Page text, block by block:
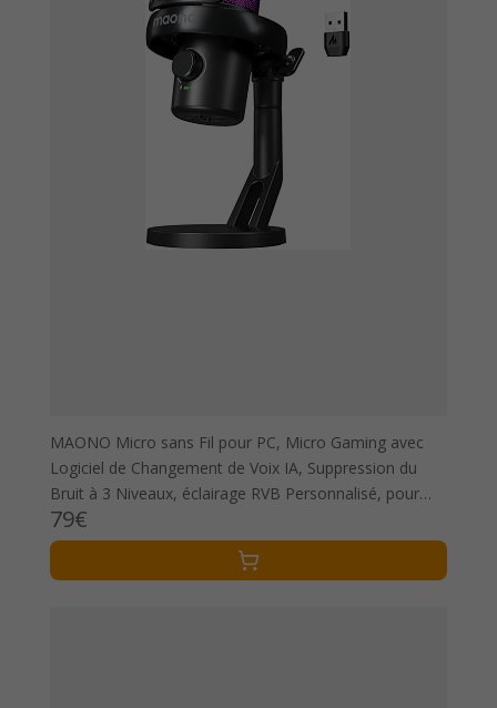
MAONO Micro sans Fil pour PC, Micro Gaming avec
Logiciel de Changement de Voix IA, Suppression du
Bruit à 3 Niveaux, éclairage RVB Personnalisé, pour
Jeux, Podcasting, Streaming, DM40 Pro Noir
79€